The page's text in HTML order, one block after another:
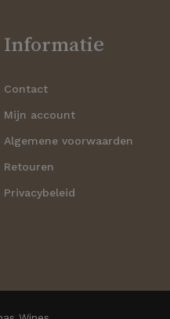
Informatie
Contact
Mijn account
Algemene voorwaarden
Retouren
Privacybeleid